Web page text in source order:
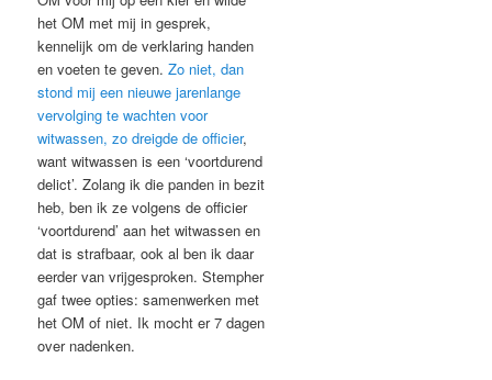
het OM met mij in gesprek,
kennelijk om de verklaring handen
en voeten te geven.Zo niet, dan
stond mij een nieuwe jarenlange
vervolging te wachten voor
witwassen, zo dreigde de officier,
want witwassen is een ‘voortdurend
delict’. Zolang ik die panden in bezit
heb, ben ik ze volgens de officier
‘voortdurend’ aan het witwassen en
dat is strafbaar, ook al ben ik daar
eerder van vrijgesproken. Stempher
gaf twee opties: samenwerken met
het OM of niet. Ik mocht er 7 dagen
over nadenken.